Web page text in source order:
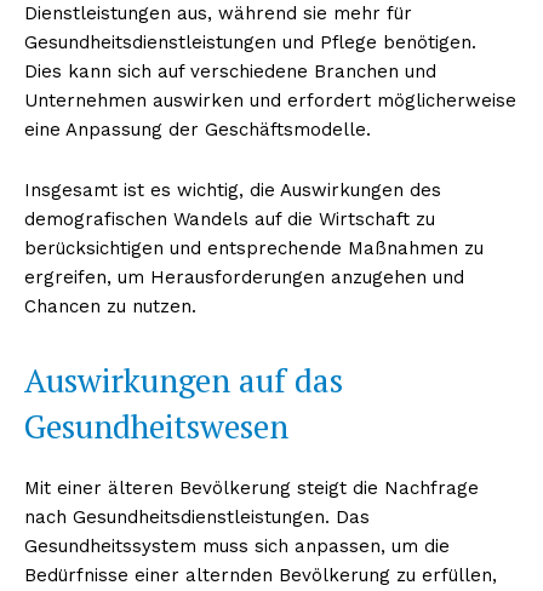
Dienstleistungen aus, während sie mehr für
Gesundheitsdienstleistungen und Pflege benötigen.
Dies kann sich auf verschiedene Branchen und
Unternehmen auswirken und erfordert möglicherweise
eine Anpassung der Geschäftsmodelle.
Insgesamt ist es wichtig, die Auswirkungen des
demografischen Wandels auf die Wirtschaft zu
berücksichtigen und entsprechende Maßnahmen zu
ergreifen, um Herausforderungen anzugehen und
Chancen zu nutzen.
Auswirkungen auf das
Gesundheitswesen
Mit einer älteren Bevölkerung steigt die Nachfrage
nach Gesundheitsdienstleistungen. Das
Gesundheitssystem muss sich anpassen, um die
Bedürfnisse einer alternden Bevölkerung zu erfüllen,